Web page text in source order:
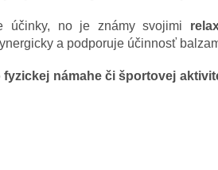
účinky, no je známy svojimi
a podporuje účinnosť
námahe či športovej